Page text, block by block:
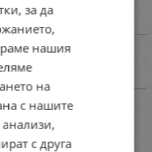
за да
нашия
на
с нашите
с друга